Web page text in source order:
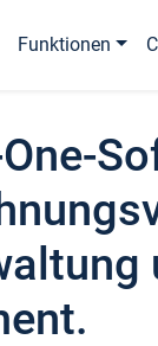
Funktionen